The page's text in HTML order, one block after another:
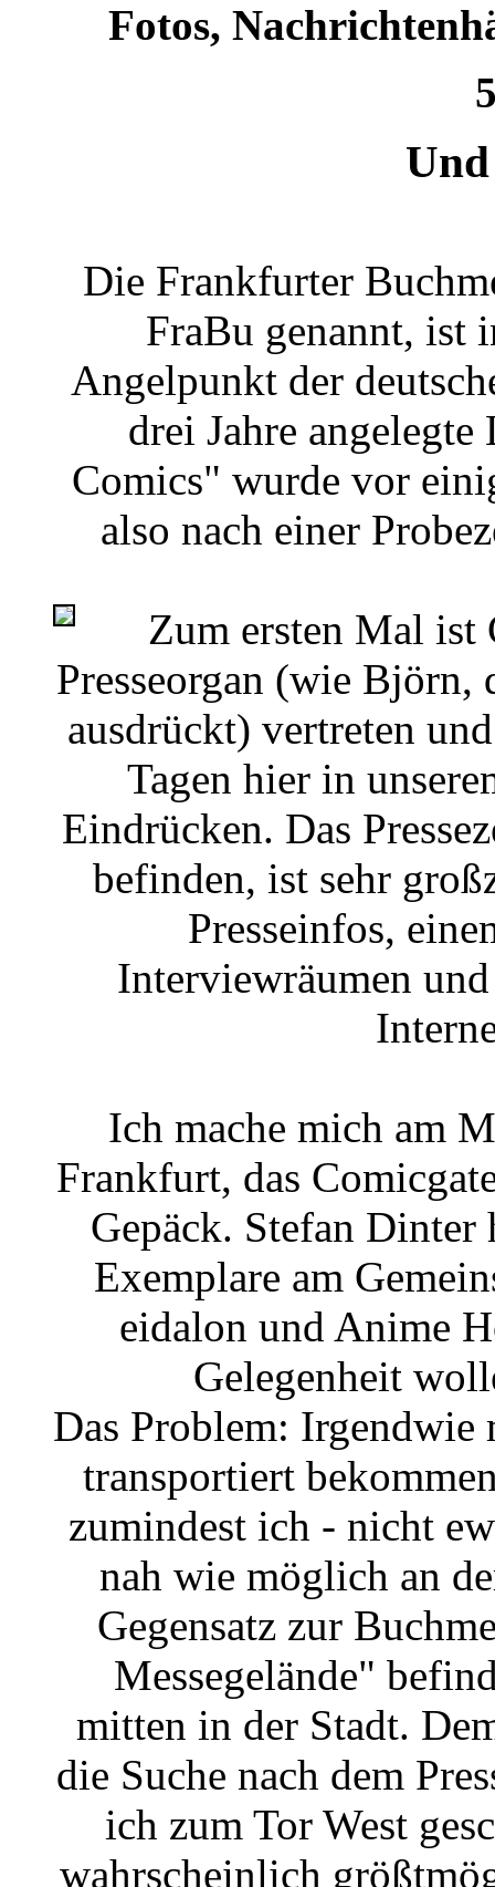
Fotos,
Die Frankfurter
FraBu genannt, ist
Angelpunkt der
drei Jahre
Comics" wurde vor
also nach einer
Zum ersten Mal
Presseorgan (wie Björn,
ausdrückt) vertreten
Tagen hier in
Eindrücken. Das
befinden, ist sehr
Presseinfos,
Interviewräumen
Ich mache mich am
Frankfurt, das
Gepäck. Stefan Dinter
Exemplare am
eidalon und Anime
Gelegenheit
Das Problem: Irgendwie
transportiert
zumindest ich - nicht
nah wie möglich an
Gegensatz zur
Messegelände"
mitten in der Stadt.
die Suche nach dem
ich zum Tor West
wahrscheinlich